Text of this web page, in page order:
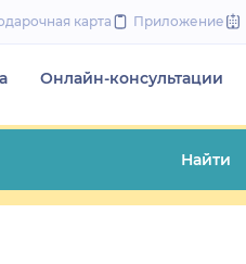
to
карта Приложение
Онлайн-консультации
Найти